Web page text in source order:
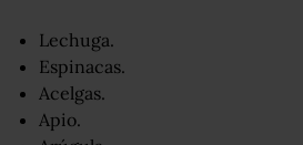
Lechuga.
Espinacas.
Acelgas.
Apio.